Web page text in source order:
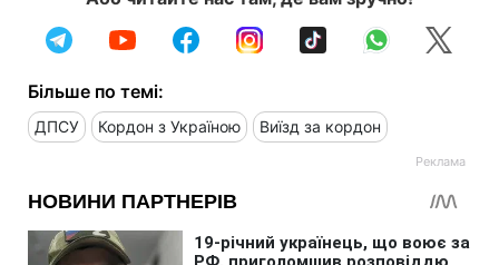
Більше по темі:
ДПСУ Кордон з Україною Виїзд за кордон